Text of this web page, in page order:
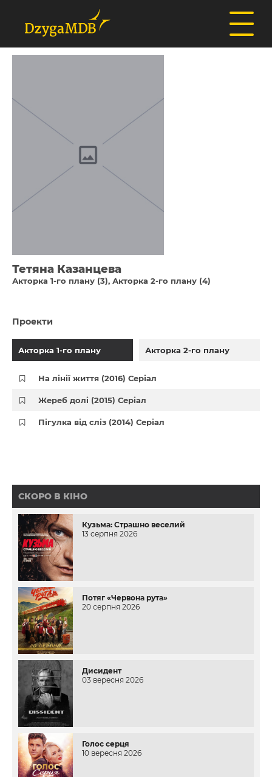
Тетяна Казанцева
Акторка 1-го плану (3) Акторка 2-го плану (4)
Проекти
Акторка 1-го плану Акторка 2-го плану
На лінії життя (2016) Серіал
Жереб долі (2015) Серіал
Пігулка від сліз (2014) Серіал
СКОРО В КІНО
Кузьма: Страшно веселий
13 серпня 2026
Потяг «Червона рута»
20 серпня 2026
Дисидент
03 вересня 2026
Голос серця
10 вересня 2026